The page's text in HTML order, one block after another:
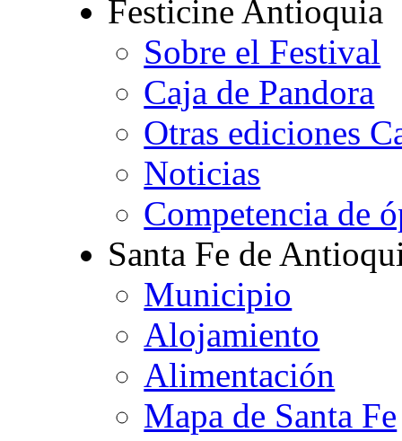
Festicine Antioquia
Sobre el Festival
Caja de Pandora
Otras ediciones
Noticias
Competencia de
Santa Fe de
Municipio
Alojamiento
Alimentación
Mapa de Santa Fe